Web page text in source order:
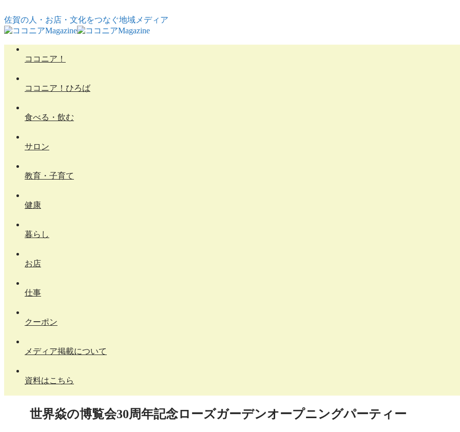
佐賀の人・お店・文化をつなぐ地域メディア
ココニア！
ココニア！ひろば
食べる・飲む
サロン
教育・子育て
健康
暮らし
お店
仕事
クーポン
メディア掲載について
資料はこちら
世界焱の博覧会30周年記念ローズガーデンオープニングパーティー